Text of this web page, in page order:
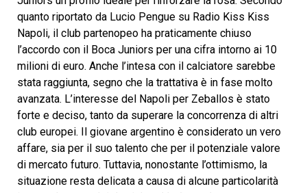
quanto riportato da Lucio Pengue su Radio Kiss Kiss
Napoli, il club partenopeo ha praticamente chiuso
l’accordo con il Boca Juniors per una cifra intorno ai 10
milioni di euro. Anche l’intesa con il calciatore sarebbe
stata raggiunta, segno che la trattativa è in fase molto
avanzata. L’interesse del Napoli per Zeballos è stato
forte e deciso, tanto da superare la concorrenza di altri
club europei. Il giovane argentino è considerato un vero
affare, sia per il suo talento che per il potenziale valore
di mercato futuro. Tuttavia, nonostante l’ottimismo, la
situazione resta delicata a causa di alcune particolarità